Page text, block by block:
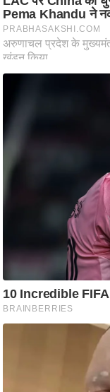
म
सा
म
मि
.
आ
र
.